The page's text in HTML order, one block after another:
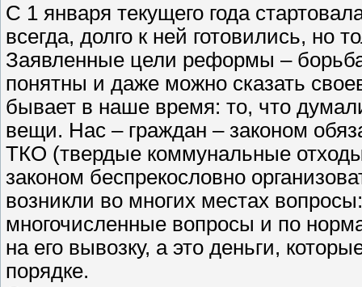
С 1 января текущего года
всегда, долго к ней готовились, но
Заявленные цели реформы –
понятны и даже можно сказать
бывает в наше время: то, что
вещи. Нас – граждан – законом
ТКО (твердые коммунальные
законом беспрекословно
возникли во многих местах
многочисленные вопросы и по
на его вывозку, а это деньги,
порядке.